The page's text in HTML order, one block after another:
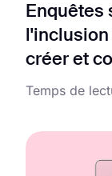
Enquêtes
créer et
Temps de